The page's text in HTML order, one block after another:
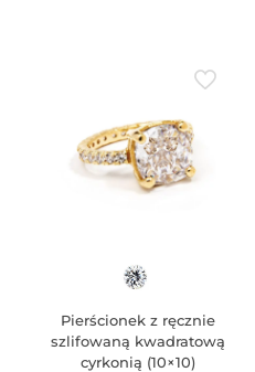
Pierścionek z ręcznie
szlifowaną kwadratową
cyrkonią (10×10)